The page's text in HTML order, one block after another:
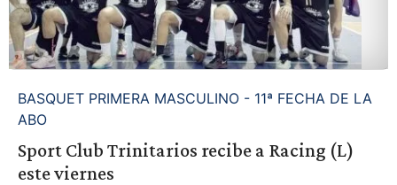
BASQUET PRIMERA MASCULINO - 11ª FECHA DE LA
ABO
Sport Club Trinitarios recibe a Racing (L)
este viernes